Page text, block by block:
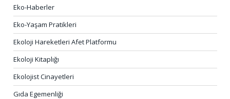
Eko-Haberler
Eko-Yaşam Pratikleri
Ekoloji Hareketleri Afet Platformu
Ekoloji Kitaplığı
Ekolojist Cinayetleri
Gıda Egemenliği